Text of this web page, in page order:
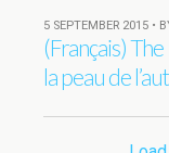
5 SEPTEMBER 2015 •
(Français)
la peau de